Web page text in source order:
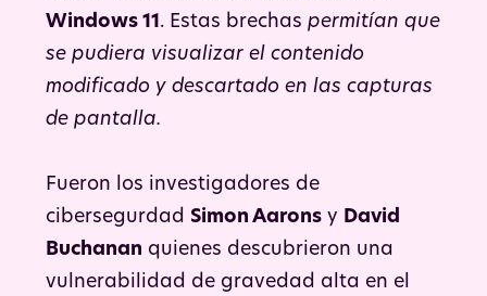
Windows 11 . Estas brechas permitían que
se pudiera visualizar el contenido
modificado y descartado en las capturas
de pantalla.
Fueron los investigadores de
cibersegurdad Simon Aarons y David
Buchanan quienes descubrieron una
vulnerabilidad de gravedad alta en el